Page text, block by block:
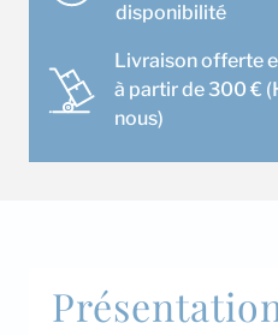
disponibilité
Livraison offerte
à partir de 300 €
nous)